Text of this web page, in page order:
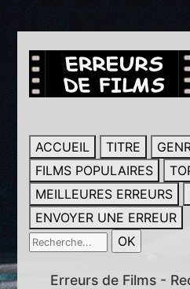
ACCUEIL TITRE
FILMS POPULAIRES
MEILLEURES ERREURS
ENVOYER UNE ERREUR
Erreurs de Films -